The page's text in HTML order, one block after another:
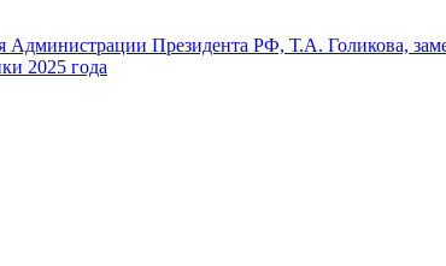
Президента РФ, Т.А. Голикова,
2025 года